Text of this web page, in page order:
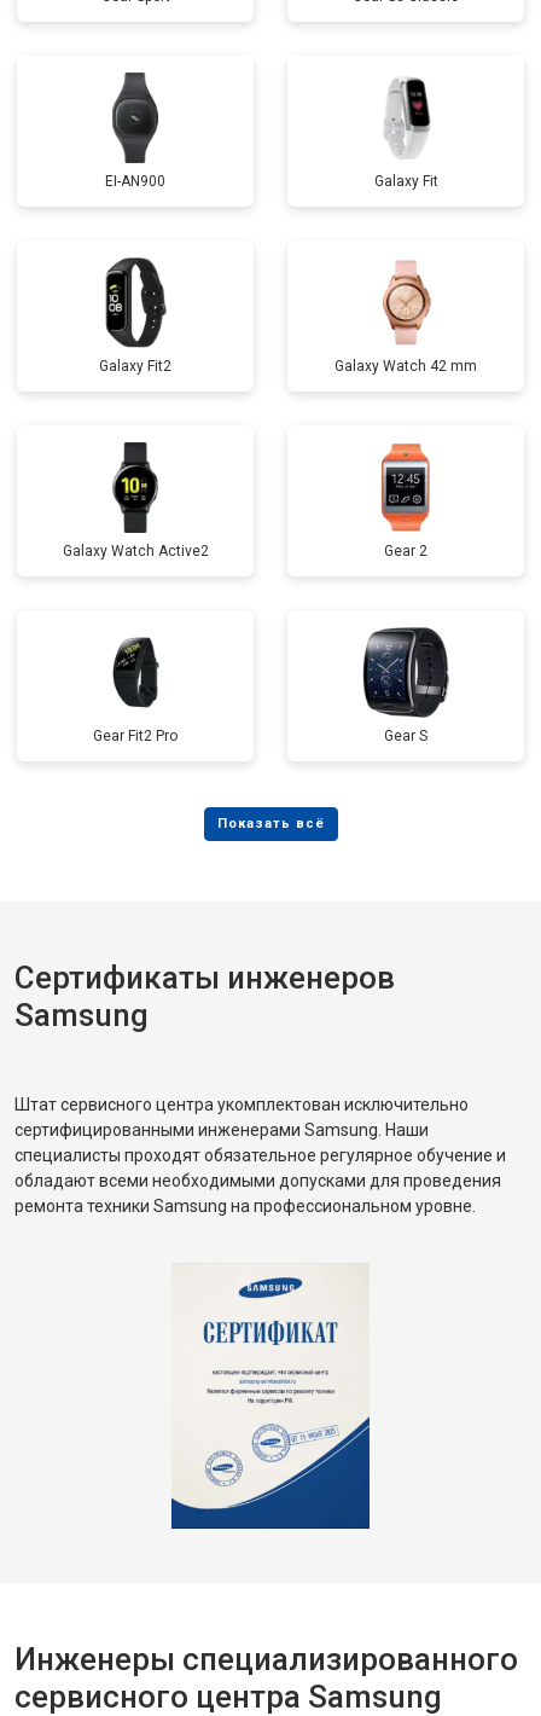
EI-AN900 Galaxy Fit
Galaxy Fit2 Galaxy Watch 42 mm
Galaxy Watch Active2 Gear 2
Gear Fit2 Pro Gear S
Сертификаты инженеров
Samsung
Штат сервисного центра укомплектован исключительно
сертифицированными инженерами Samsung. Наши
специалисты проходят обязательное регулярное обучение и
обладают всеми необходимыми допусками для проведения
ремонта техники Samsung на профессиональном уровне.
Инженеры специализированного
сервисного центра Samsung